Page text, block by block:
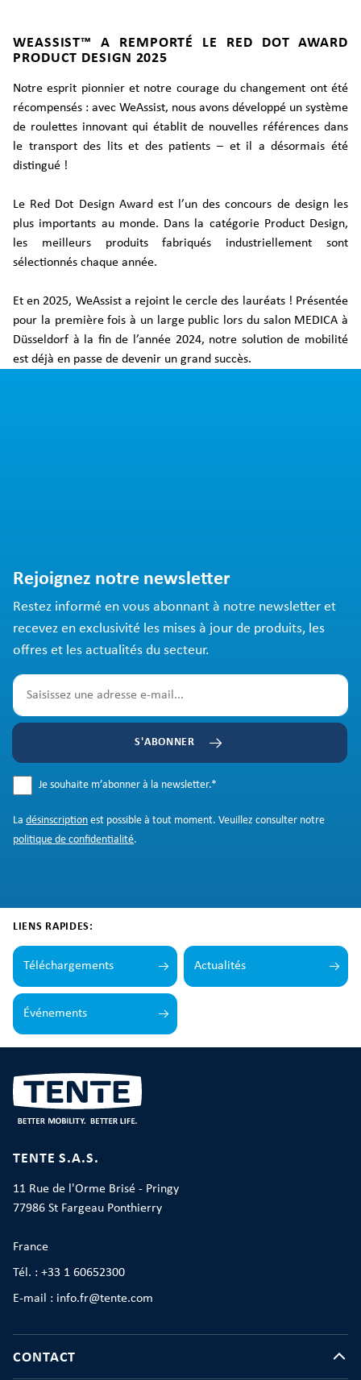
WEASSIST™ A REMPORTÉ LE RED DOT AWARD
PRODUCT DESIGN 2025
Notre esprit pionnier et notre courage du changement ont été
récompensés : avec WeAssist, nous avons développé un système
de roulettes innovant qui établit de nouvelles références dans
le transport des lits et des patients – et il a désormais été
distingué !
Le Red Dot Design Award est l’un des concours de design les
plus importants au monde. Dans la catégorie Product Design,
les meilleurs produits fabriqués industriellement sont
sélectionnés chaque année.
Et en 2025, WeAssist a rejoint le cercle des lauréats ! Présentée
pour la première fois à un large public lors du salon MEDICA à
Düsseldorf à la fin de l’année 2024, notre solution de mobilité
est déjà en passe de devenir un grand succès.
Rejoignez notre newsletter
Restez informé en vous abonnant à notre newsletter et
recevez en exclusivité les mises à jour de produits, les
offres et les actualités du secteur.
S'ABONNER
Je souhaite m’abonner à la newsletter.*
La désinscription est possible à tout moment. Veuillez consulter notre
politique de confidentialité.
LIENS RAPIDES:
Téléchargements Actualités
Événements
TENTE S.A.S.
11 Rue de l'Orme Brisé - Pringy
77986 St Fargeau Ponthierry
France
Tél. : +33 1 60652300
E-mail : info.fr@tente.com
CONTACT